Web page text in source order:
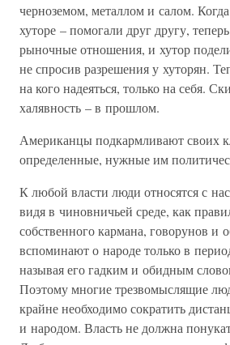
черноземом, металлом и салом.
хуторе – помогали друг другу,
рыночные отношения, и хутор
не спросив разрешения у хуторян.
на кого надеяться, только на себя.
халявность – в прошлом.
Американцы подкармливают своих
определенные, нужные им
К любой власти люди относятся с
видя в чиновничьей среде, как
собственного кармана, говорунов и
вспоминают о народе только в
называя его гадким и обидным
Поэтому многие трезвомыслящие
крайне необходимо сократить
и народом. Власть не должна